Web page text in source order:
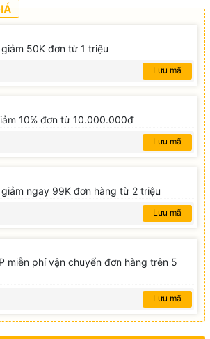
50K đơn từ 1 triệu
Lưu mã
10% đơn từ 10.000.000đ
Lưu mã
ngay 99K đơn hàng từ 2 triệu
Lưu mã
miễn phí vận chuyển đơn hàng trên 5
Lưu mã